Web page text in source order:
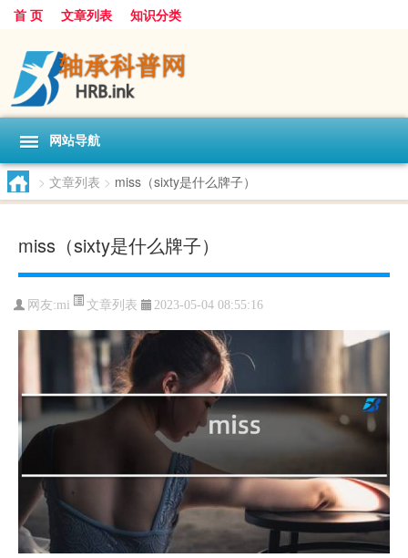
首 页 文章列表 知识分类
网站导航
> 文章列表 > miss（sixty是什么牌子）
miss（sixty是什么牌子）
网友:mi 文章列表 2023-05-04 08:55:16